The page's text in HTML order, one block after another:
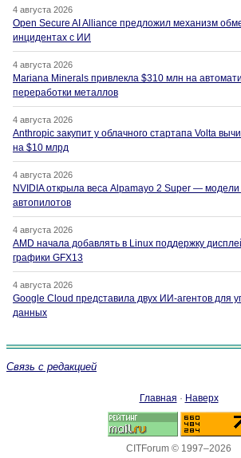
4 августа 2026
Open Secure AI Alliance предложил механизм
инцидентах с ИИ
4 августа 2026
Mariana Minerals привлекла $310 млн на
переработки металлов
4 августа 2026
Anthropic закупит у облачного стартапа Volta
на $10 млрд
4 августа 2026
NVIDIA открыла веса Alpamayo 2 Super — модели
автопилотов
4 августа 2026
AMD начала добавлять в Linux поддержку
графики GFX13
4 августа 2026
Google Cloud представила двух ИИ-агентов для
данных
Связь с редакцией
Главная · Наверх
CITForum © 1997–2026